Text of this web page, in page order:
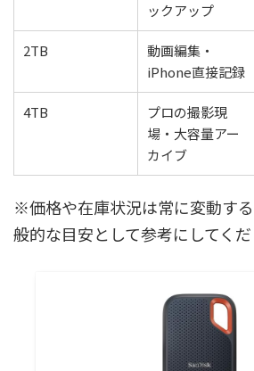
ックアップ
2TB
動画編集・
iPhone直接記録
4TB
プロの撮影現
場・大容量アー
カイブ
※価格や在庫状況は常に変動す
般的な目安として参考にしてくだ